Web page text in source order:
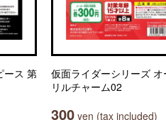
ース 第
仮面ライダーシリーズ
リルチャーム02
300 yen (tax included)